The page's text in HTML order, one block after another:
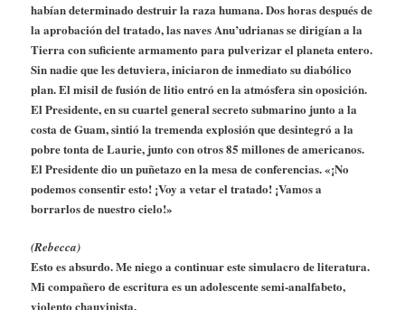
habían determinado destruir la raza humana. Dos horas después de
la aprobación del tratado, las naves Anu’udrianas se dirigían a la
Tierra con suficiente armamento para pulverizar el planeta entero.
Sin nadie que les detuviera, iniciaron de inmediato su diabólico
plan. El misil de fusión de litio entró en la atmósfera sin oposición.
El Presidente, en su cuartel general secreto submarino junto a la
costa de Guam, sintió la tremenda explosión que desintegró a la
pobre tonta de Laurie, junto con otros 85 millones de americanos.
El Presidente dio un puñetazo en la mesa de conferencias. «¡No
podemos consentir esto! ¡Voy a vetar el tratado! ¡Vamos a
borrarlos de nuestro cielo!»
(Rebecca)
Esto es absurdo. Me niego a continuar este simulacro de literatura.
Mi compañero de escritura es un adolescente semi-analfabeto,
violento chauvinista.